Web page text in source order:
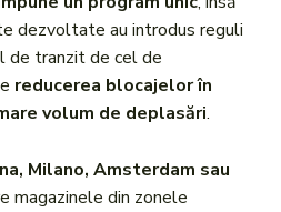
dezvoltate au introdus reguli
de tranzit de cel de
reducerea blocajelor în
volum de deplasări.
Milano, Amsterdam sau
magazinele din zonele